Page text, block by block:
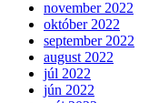
november 2022
október 2022
september 2022
august 2022
júl 2022
jún 2022